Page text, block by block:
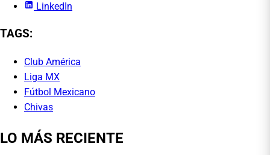
LinkedIn
TAGS:
Club América
Liga MX
Fútbol Mexicano
Chivas
LO MÁS RECIENTE